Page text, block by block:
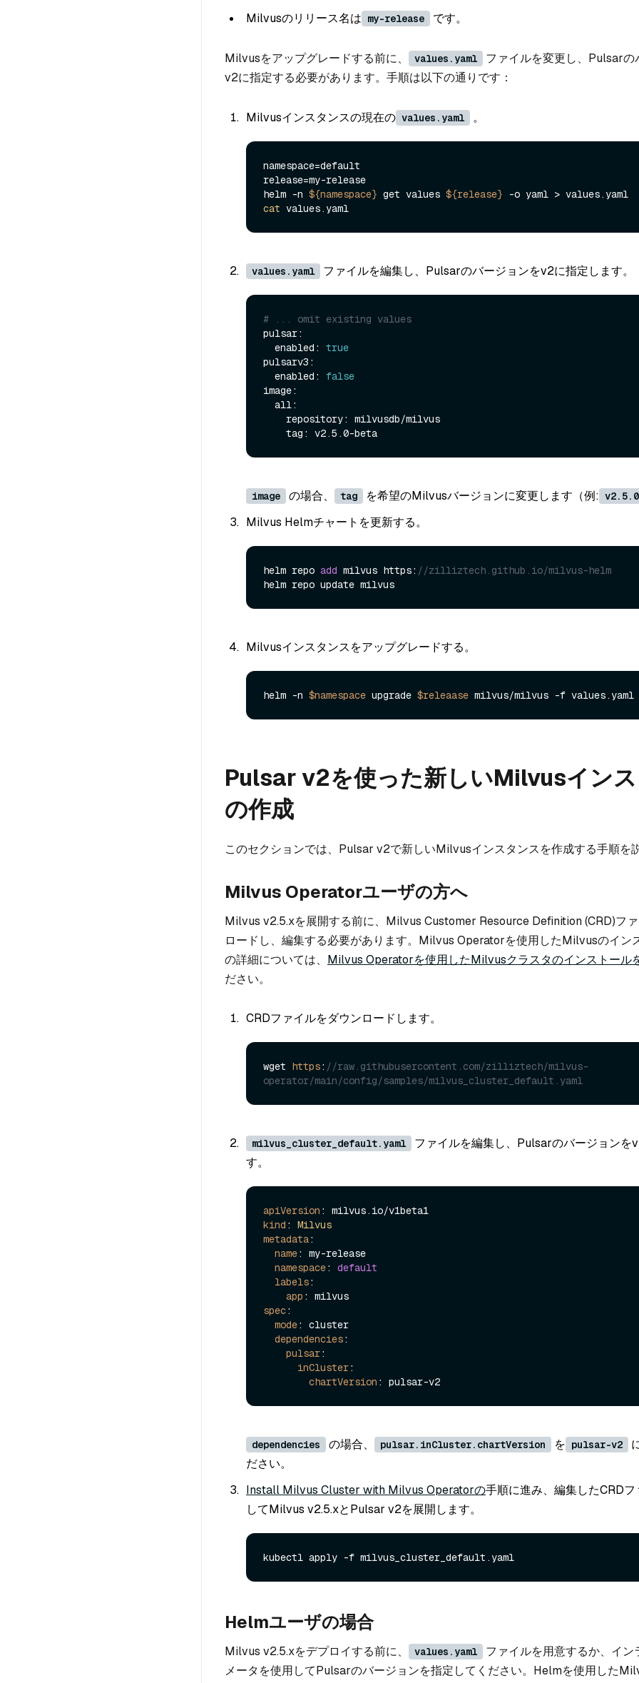
Milvusのリリース名は my-release です。
Milvusをアップグレードする前に、 values.yaml
ファイルを変更し、Pulsarの
v2に指定する必要があります。手順は以下の通りです：
Milvusインスタンスの現在の values.yaml 。
namespace=default
release=my-release
helm -n ${namespace} get values ${release}
cat
values.yaml ファイルを編集し、Pulsarのバージョンをv2に指定します。
# ... omit existing values
pulsar:
  enabled:
true
pulsarv3:
  enabled:
false
image:
image の場合、 tag を希望のMilvusバージョンに変更します（例:
Milvus Helmチャートを更新する。
helm repo add milvus https: //zilliztech.github.io/milvus-helm
Milvusインスタンスをアップグレードする。
helm -n $namespace upgrade $releaase
Pulsar v2を使った新しいMilvusイン
の作成
このセクションでは、Pulsar v2で新しいMilvusインスタンスを作成する手順を説
Milvus Operatorユーザの方へ
Milvus v2.5.xを展開する前に、Milvus Customer Resource Definition (CRD)フ
ロードし、編集する必要があります。Milvus Operatorを使用したMilvusのイン
の詳細については、 Milvus Operatorを使用したMilvusクラスタのインストール
ださい。
CRDファイルをダウンロードします。
wget https: //raw.githubusercontent.com/zilliztech/milvus-
operator/main/config/samples/milvus_cluster_default.yaml
milvus_cluster_default.yaml
ファイルを編集し、Pulsarのバージョンを
す。
apiVersion : milvus. io
kind : Milvus
metadata:
name: my-release
namespace: default
labels:
app
spec:
mode: cluster
dependencies:
pulsar:
inCluster:
chartVersion
dependencies の場合、 pulsar.inCluster.chartVersion を pulsar-v2
ださい。
Install Milvus Cluster with Milvus Operatorの手順に進み、編集したCRD
してMilvus v2.5.xとPulsar v2を展開します。
Helmユーザの場合
Milvus v2.5.xをデプロイする前に、 values.yaml
ファイルを用意するか、イン
メータを使用してPulsarのバージョンを指定してください。Helmを使用した